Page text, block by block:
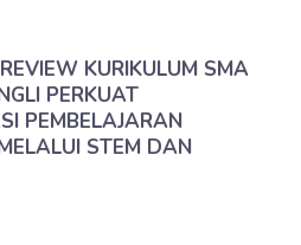
KURIKULUM SMA
PERKUAT
PEMBELAJARAN
STEM DAN